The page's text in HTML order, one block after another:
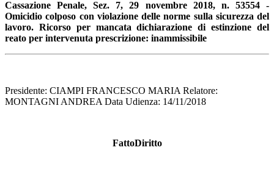
Cassazione Penale, Sez. 7, 29 novembre 2018, n. 53554 -
Omicidio colposo con violazione delle norme sulla sicurezza del
lavoro. Ricorso per mancata dichiarazione di estinzione del
reato per intervenuta prescrizione: inammissibile
Presidente: CIAMPI FRANCESCO MARIA Relatore:
MONTAGNI ANDREA Data Udienza: 14/11/2018
FattoDiritto